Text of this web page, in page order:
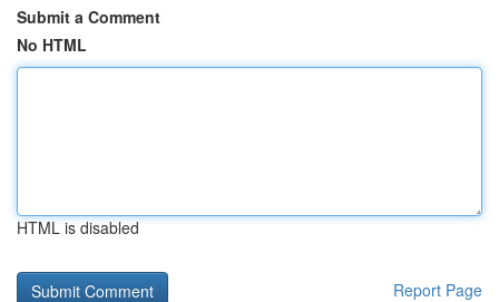
Submit a Comment
No HTML
HTML is disabled
Report Page